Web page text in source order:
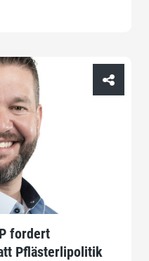
fordert
Pflästerlipolitik